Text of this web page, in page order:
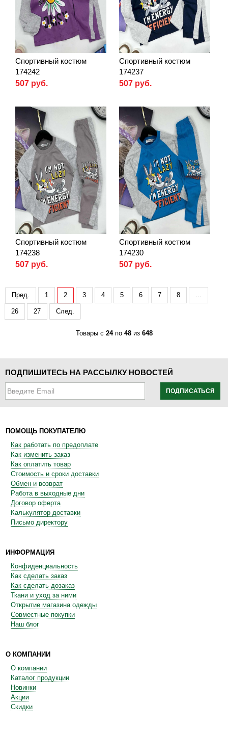
Спортивный костюм
174242
507 руб.
Спортивный костюм
174237
507 руб.
Спортивный костюм
174238
507 руб.
Спортивный костюм
174230
507 руб.
Пред. 1 2 3 4 5 6 7 8 ...
26 27 След.
Товары с 24по 48из 648
ПОДПИШИТЕСЬ НА РАССЫЛКУ НОВОСТЕЙ
ПОДПИСАТЬСЯ
ПОМОЩЬ ПОКУПАТЕЛЮ
Как работать по предоплате
Как изменить заказ
Как оплатить товар
Стоимость и сроки доставки
Обмен и возврат
Работа в выходные дни
Договор оферта
Калькулятор доставки
Письмо директору
ИНФОРМАЦИЯ
Конфиденциальность
Как сделать заказ
Как сделать дозаказ
Ткани и уход за ними
Открытие магазина одежды
Совместные покупки
Наш блог
О КОМПАНИИ
О компании
Каталог продукции
Новинки
Акции
Скидки